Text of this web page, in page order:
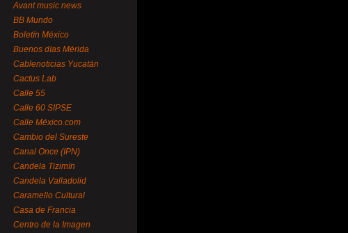
Avant music news
BB Mundo
Boletín México
Buenos días Mérida
Cablenoticias Yucatán
Cactus Lab
Calle 55
Calle 60 SIPSE
Calle México.com
Cambio del Sureste
Canal Once (IPN)
Candela Tizimín
Candela Valladolid
Caramello Cultural
Casa de Francia
Centro de la Imagen